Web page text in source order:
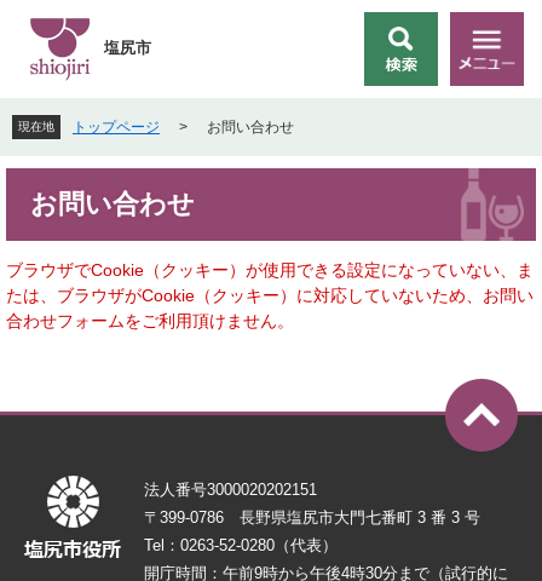
先
頭
で
を
飛
ば
本
文
へ
索
メ
ニ
塩尻市
現在地 トップページ > お問い合わせ
お問い合わせ
ブラウザでCookie（クッキー）が使用できる設定になっていない、ま
たは、ブラウザがCookie（クッキー）に対応していないため、お問い
合わせフォームをご利用頂けません。
法人番号3000020202151
〒399-0786 長野県塩尻市大門七番町 3 番 3 号
Tel：0263-52-0280（代表）
開庁時間：午前9時から午後4時30分まで（試行的に